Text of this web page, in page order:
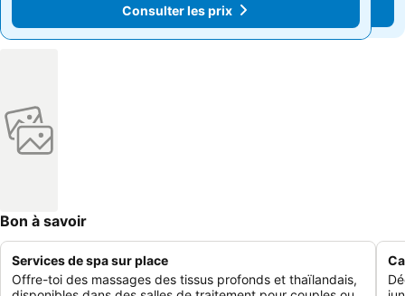
Consulter les prix
Consulter les prix
Bon à savoir
Services de spa sur place
Offre-toi des massages des tissus profonds et thaïlandais,